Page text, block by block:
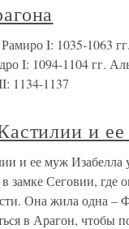
I: 1035-1063
I: 1094-1104 гг.
1134-1137
и
и ее муж Изабелла
замке Сеговии, где
Она жила одна –
в Арагон, чтобы